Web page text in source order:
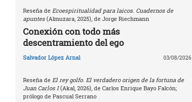
Reseña de Ecoespiritualidad para laicos. Cuadernos de
apuntes(Almuzara, 2025), de Jorge Riechmann
Conexión con todo más
descentramiento del ego
Salvador López Arnal 03/08/2026
Reseña de El rey golfo. El verdadero origen de la fortuna de
Juan Carlos I(Akal, 2026), de Carlos Enrique Bayo Falcón;
prólogo de Pascual Serrano